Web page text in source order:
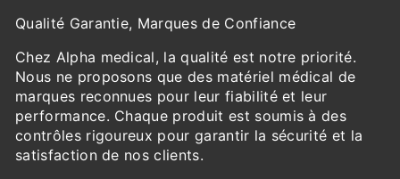
Qualité Garantie, Marques de Confiance
Chez Alpha medical, la qualité est notre priorité.
Nous ne proposons que des matériel médical de
marques reconnues pour leur fiabilité et leur
performance. Chaque produit est soumis à des
contrôles rigoureux pour garantir la sécurité et la
satisfaction de nos clients.